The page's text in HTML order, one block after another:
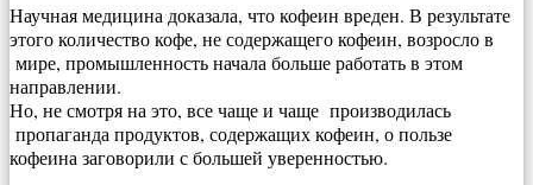
Научная медицина доказала, что кофеин вреден. В результате
этого количество кофе, не содержащего кофеин, возросло в
мире, промышленность начала больше работать в этом
направлении.
Но, не смотря на это, все чаще и чаще производилась
пропаганда продуктов, содержащих кофеин, о пользе
кофеина заговорили с большей уверенностью.